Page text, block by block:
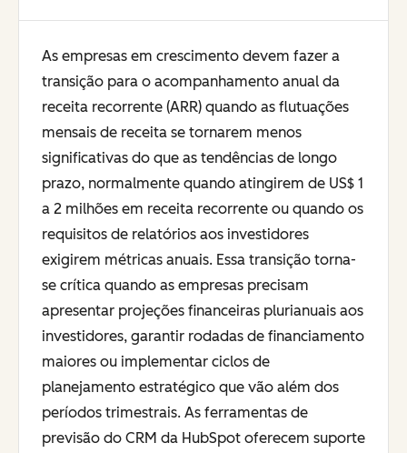
As empresas em crescimento devem fazer a
transição para o acompanhamento anual da
receita recorrente (ARR) quando as flutuações
mensais de receita se tornarem menos
significativas do que as tendências de longo
prazo, normalmente quando atingirem de US$ 1
a 2 milhões em receita recorrente ou quando os
requisitos de relatórios aos investidores
exigirem métricas anuais. Essa transição torna-
se crítica quando as empresas precisam
apresentar projeções financeiras plurianuais aos
investidores, garantir rodadas de financiamento
maiores ou implementar ciclos de
planejamento estratégico que vão além dos
períodos trimestrais. As ferramentas de
previsão do CRM da HubSpot oferecem suporte